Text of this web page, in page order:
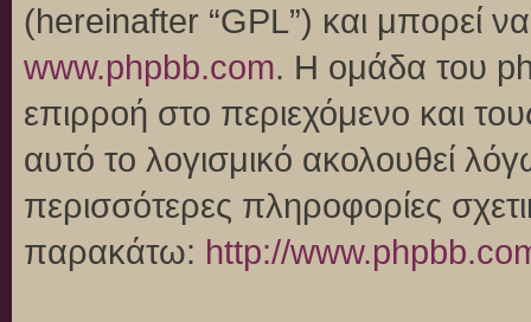
(hereinafter “GPL”) και μπορεί
www.phpbb.com. Η ομάδα του
επιρροή στο περιεχόμενο και
αυτό το λογισμικό ακολουθεί
περισσότερες πληροφορίες
παρακάτω: http://